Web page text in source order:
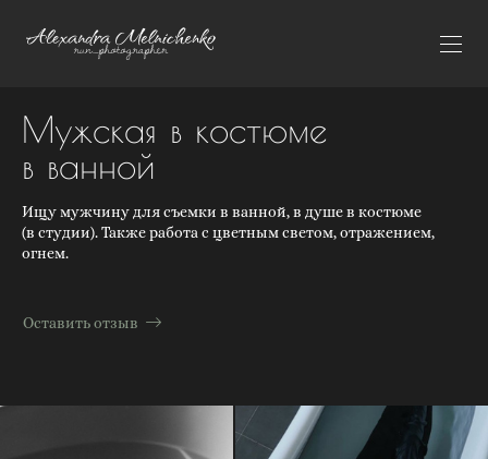
Мужская в костюме
в ванной
Ищу мужчину для съемки в ванной, в душе в костюме
(в студии). Также работа с цветным светом, отражением,
огнем.
Оставить отзыв